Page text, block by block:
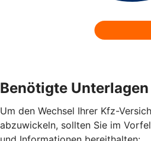
Benötigte
Um den Wechsel Ihrer Kfz-
abzuwickeln, sollten Sie im